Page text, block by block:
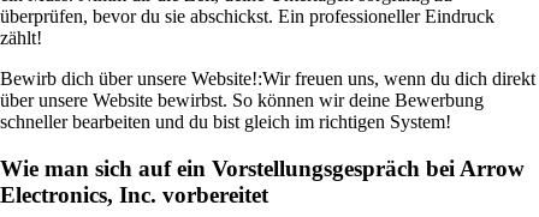
überprüfen, bevor du sie abschickst. Ein professioneller Eindruck
zählt!
Bewirb dich über unsere Website!:Wir freuen uns, wenn du dich direkt
über unsere Website bewirbst. So können wir deine Bewerbung
schneller bearbeiten und du bist gleich im richtigen System!
Wie man sich auf ein Vorstellungsgespräch bei Arrow
Electronics, Inc. vorbereitet